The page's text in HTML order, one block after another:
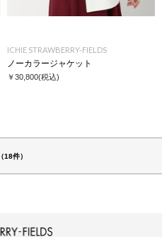
ICHIE STRAWBERRY-FIELDS
ノーカラージャケット
￥30,800(税込)
（18件）